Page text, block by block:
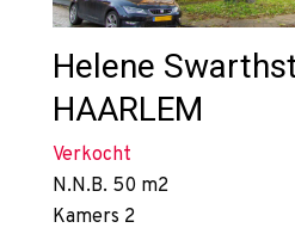
Helene
HAARLEM
Verkocht
N.N.B. 50 m2
Kamers 2